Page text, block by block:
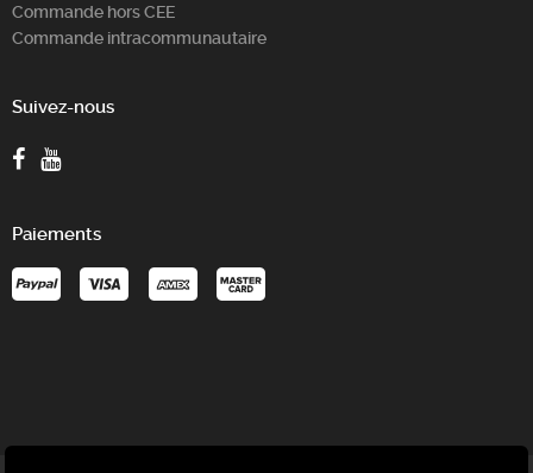
Commande hors CEE
Commande intracommunautaire
Suivez-nous
Paiements